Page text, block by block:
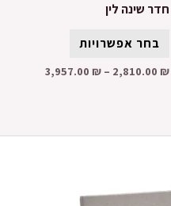
חדר שינה לין
בחר אפשרויות
2,810.00 ₪
–
3,957.00 ₪